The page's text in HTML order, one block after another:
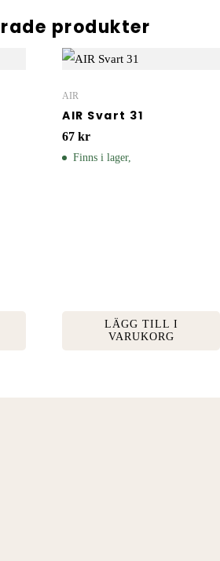
produkter
AIR
AIR Svart 31
67 kr
Finns i lager,
LÄGG TILL I
VARUKORG